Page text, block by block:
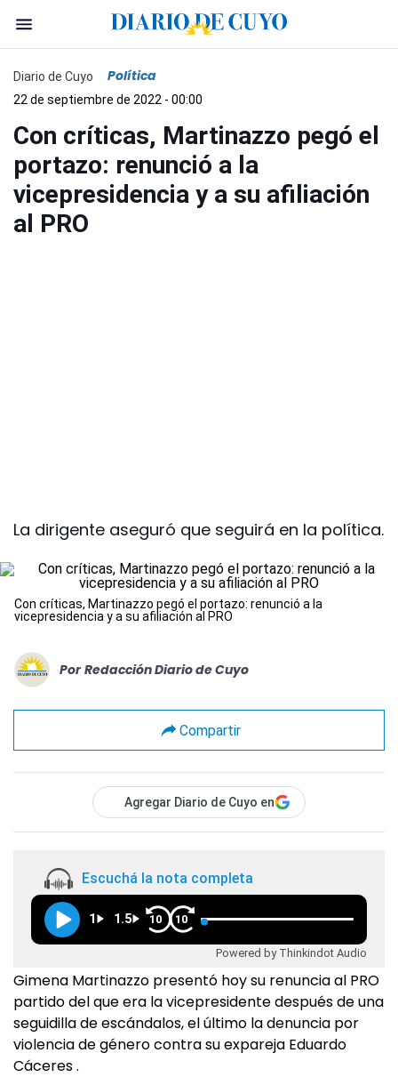
Diario de Cuyo Política
22 de septiembre de 2022 - 00:00
Con críticas, Martinazzo pegó el
portazo: renunció a la
vicepresidencia y a su afiliación
al PRO
La dirigente aseguró que seguirá en la política.
Con críticas, Martinazzo pegó el portazo: renunció a la
vicepresidencia y a su afiliación al PRO
Por Redacción Diario de Cuyo
Compartir
Agregar Diario de Cuyo en
Escuchá la nota completa
1 1.5 10 10
Powered by Thinkindot Audio
Gimena Martinazzo presentó hoy su renuncia al PRO
partido del que era la vicepresidente después de una
seguidilla de escándalos, el último la denuncia por
violencia de género contra su expareja Eduardo
Cáceres .